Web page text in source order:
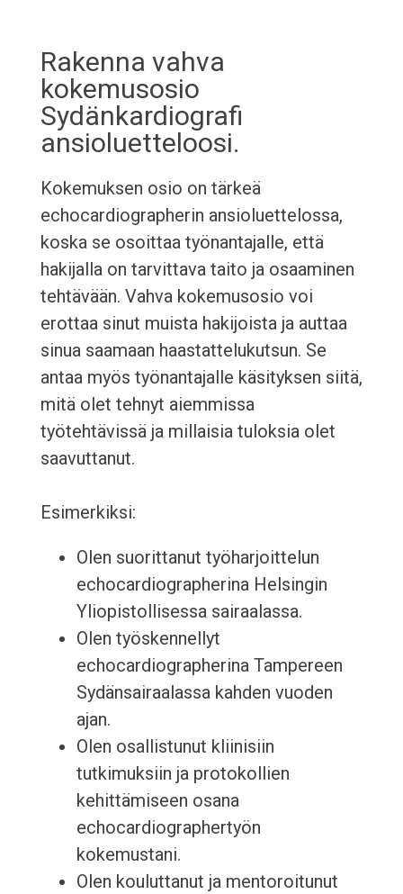
Rakenna vahva
kokemusosio
Sydänkardiografi
ansioluetteloosi.
Kokemuksen osio on tärkeä
echocardiographerin ansioluettelossa,
koska se osoittaa työnantajalle, että
hakijalla on tarvittava taito ja osaaminen
tehtävään. Vahva kokemusosio voi
erottaa sinut muista hakijoista ja auttaa
sinua saamaan haastattelukutsun. Se
antaa myös työnantajalle käsityksen siitä,
mitä olet tehnyt aiemmissa
työtehtävissä ja millaisia tuloksia olet
saavuttanut.
Esimerkiksi:
Olen suorittanut työharjoittelun
echocardiographerina Helsingin
Yliopistollisessa sairaalassa.
Olen työskennellyt
echocardiographerina Tampereen
Sydänsairaalassa kahden vuoden
ajan.
Olen osallistunut kliinisiin
tutkimuksiin ja protokollien
kehittämiseen osana
echocardiographertyön
kokemustani.
Olen kouluttanut ja mentoroitunut